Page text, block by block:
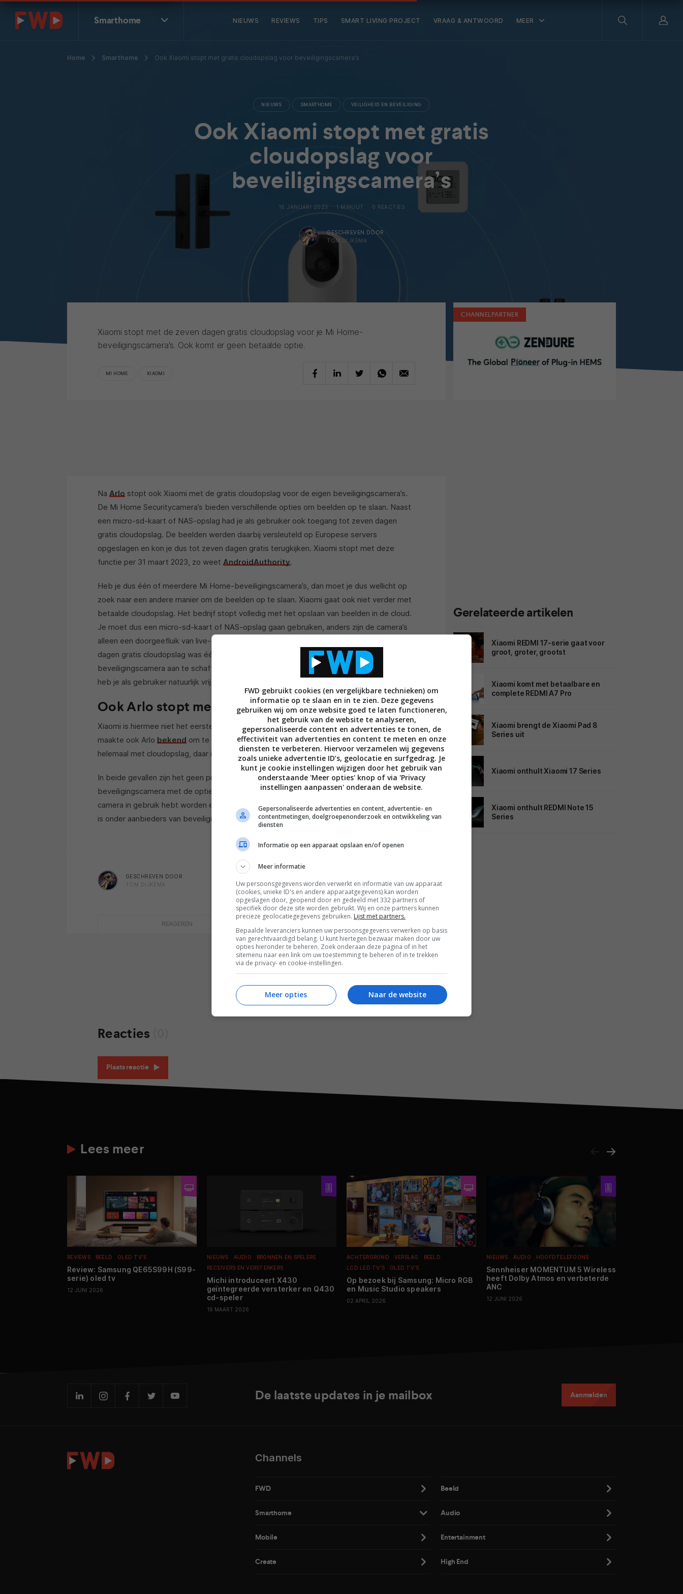
Smarthome NIEUWS REVIEWS TIPS SMART LIVING PROJECT VRAAG & ANTWOORD MEER
Home Smarthome Ook Xiaomi stopt met gratis cloudopslag voor beveiligingscamera’s
NIEUWS SMARTHOME VEILIGHEID EN BEVEILIGING
Ook Xiaomi stopt met gratis
cloudopslag voor
beveiligingscamera’s
16 JANUARI 2023 1 MINUUT 0 REACTIES
GESCHREVEN DOOR
TOM DIJKEMA
Xiaomi stopt met de zeven dagen gratis cloudopslag voor je Mi Home-
beveiligingscamera's. Ook komt er geen betaalde optie.
MI HOME XIAOMI
Na Arlo stopt ook Xiaomi met de gratis cloudopslag voor de eigen beveiligingscamera’s.
De Mi Home Securitycamera’s bieden verschillende opties om beelden op te slaan. Naast
een micro-sd-kaart of NAS-opslag had je als gebruiker ook toegang tot zeven dagen
gratis cloudopslag. De beelden werden daarbij versleuteld op Europese servers
opgeslagen en kon je dus tot zeven dagen gratis terugkijken. Xiaomi stopt met deze
functie per 31 maart 2023, zo weet AndroidAuthority.
Heb je dus één of meerdere Mi Home-beveiligingscamera’s, dan moet je dus wellicht op
zoek naar een andere manier om de beelden op te slaan. Xiaomi gaat ook niet verder met
betaalde cloudopslag. Het bedrijf stopt volledig met het opslaan van beelden in de cloud.
Je moet dus een micro-sd-kaart of NAS-opslag gaan gebruiken, anders zijn de camera’s
alleen een doorgeefluik van live-beelden. De stap is opvallend te noemen, want de zeven
dagen gratis cloudopslag was één van de verkoopargumenten om een Mi Home-
beveiligingscamera aan te schaffen. Als reden wordt een ‘shift of business’ gegeven. Daar
heb je als gebruiker natuurlijk vrij weinig aan.
Ook Arlo stopt met gratis cloudopslag
Xiaomi is hiermee niet het eerste bedrijf dat stopt met de cloudopslag. Begin deze maand
maakte ook Arlo bekend om te stoppen met de gratis cloudopslag. Arlo stopt echter niet
helemaal met cloudopslag, daar is nog een betaalde optie.
In beide gevallen zijn het geen praktijken die we graag zien. Je koopt een
beveiligingscamera met de opties die dat model op dat moment heeft. En nadat je de
camera in gebruik hebt worden er opties weggehaald. Laten we hopen dat dit geen trend
is onder aanbieders van beveiligingscamera’s.
GESCHREVEN DOOR
TOM DIJKEMA
REAGEREN
Reacties
Plaats reactie
CHANNELPARTNER
Gerelateerde artikelen
Xiaomi REDMI 17-serie gaat voor
groot, groter, grootst
Xiaomi komt met betaalbare en
complete REDMI A7 Pro
Xiaomi brengt de Xiaomi Pad 8
Series uit
Xiaomi onthult Xiaomi 17 Series
Xiaomi onthult REDMI Note 15
Series
Lees meer
REVIEWS BEELD OLED TV'S
Review: Samsung QE65S99H (S99-
serie) oled tv
12 JUNI 2026
NIEUWS AUDIO
BRONNEN EN SPELERS
RECEIVERS EN VERSTERKERS
Michi introduceert X430
geïntegreerde versterker en Q430
cd-speler
19 MAART 2026
ACHTERGROND VERSLAG
BEELD
LCD LED TV'S
OLED TV'S
Op bezoek bij Samsung: Micro RGB
en Music Studio speakers
02 APRIL 2026
NIEUWS AUDIO HOOFDTELEFOONS
Sennheiser MOMENTUM 5 Wireless
heeft Dolby Atmos en verbeterde
ANC
12 JUNI 2026
De laatste updates in je mailbox Aanmelden
Channels
FWD Beeld
Smarthome Audio
Mobile Entertainment
Create High End
FWD gebruikt cookies (en vergelijkbare technieken) om
informatie op te slaan en in te zien. Deze gegevens
gebruiken wij om onze website goed te laten functioneren,
het gebruik van de website te analyseren,
gepersonaliseerde content en advertenties te tonen, de
effectiviteit van advertenties en content te meten en onze
diensten te verbeteren. Hiervoor verzamelen wij gegevens
zoals unieke advertentie ID’s, geolocatie en surfgedrag. Je
kunt je cookie instellingen wijzigen door het gebruik van
onderstaande 'Meer opties' knop of via 'Privacy
instellingen aanpassen' onderaan de website.
Gepersonaliseerde advertenties en content, advertentie- en
contentmetingen, doelgroepenonderzoek en ontwikkeling van
diensten
Informatie op een apparaat opslaan en/of openen
Meer informatie
Uw persoonsgegevens worden verwerkt en informatie van uw apparaat
(cookies, unieke ID's en andere apparaatgegevens) kan worden
opgeslagen door, geopend door en gedeeld met 332 partners of
specifiek door deze site worden gebruikt. Wij en onze partners kunnen
precieze geolocatiegegevens gebruiken. Lijst met partners.
Bepaalde leveranciers kunnen uw persoonsgegevens verwerken op basis
van gerechtvaardigd belang. U kunt hiertegen bezwaar maken door uw
opties hieronder te beheren. Zoek onderaan deze pagina of in het
sitemenu naar een link om uw toestemming te beheren of in te trekken
via de privacy- en cookie-instellingen.
Naar de website
Meer opties